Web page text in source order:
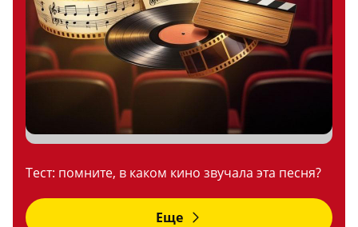
Тест: помните, в каком кино звучала эта песня?
Еще